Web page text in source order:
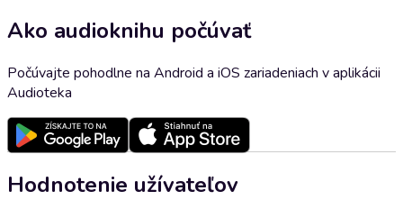
Ako audioknihu počúvať
Počúvajte pohodlne na Android a iOS zariadeniach v aplikácii
Audioteka
Hodnotenie užívateľov